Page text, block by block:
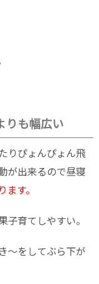
りも幅広い
りぴょんぴょん飛
が出来るので昼寝
す。
子育てしやすい。
〜をしてぶら下が